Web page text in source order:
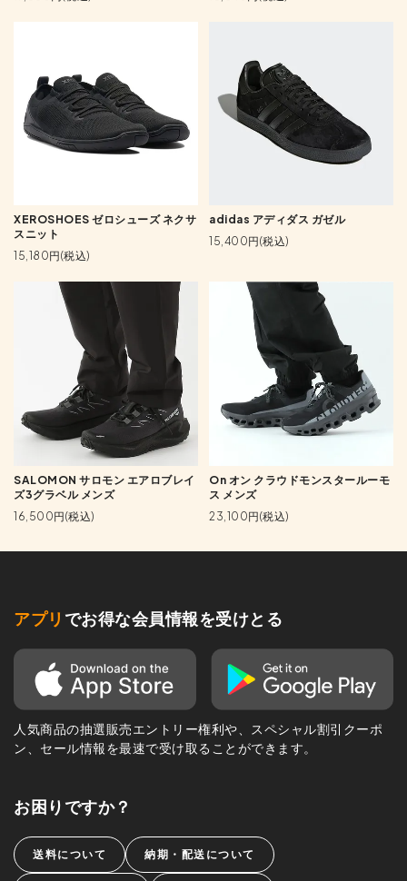
XEROSHOES ゼロシューズ ネクサ
スニット
15,180円(税込)
adidas アディダス ガゼル
15,400円(税込)
SALOMON サロモン エアロブレイ
ズ3グラベル メンズ
16,500円(税込)
On オン クラウドモンスタールーモ
ス メンズ
23,100円(税込)
アプリ でお得な会員情報を受けとる
人気商品の抽選販売エントリー権利や、スペシャル割引クーポ
ン、セール情報を最速で受け取ることができます。
お困りですか？
送料について 納期・配送について